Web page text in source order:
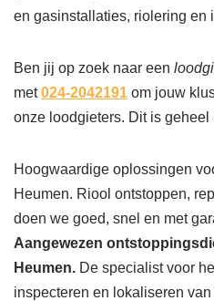
en gasinstallaties, riolering en
Ben jij op zoek naar een
met024-2042191 om jouw
onze loodgieters. Dit is geheel
Hoogwaardige oplossingen
Heumen. Riool ontstoppen,
doen we goed, snel en met
Aangewezen
Heumen. De specialist voor
inspecteren en lokaliseren